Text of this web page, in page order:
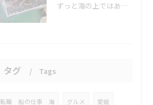
ずっと海の上ではありません
タグ Tags
転職 船の仕事 海 グルメ 愛媛